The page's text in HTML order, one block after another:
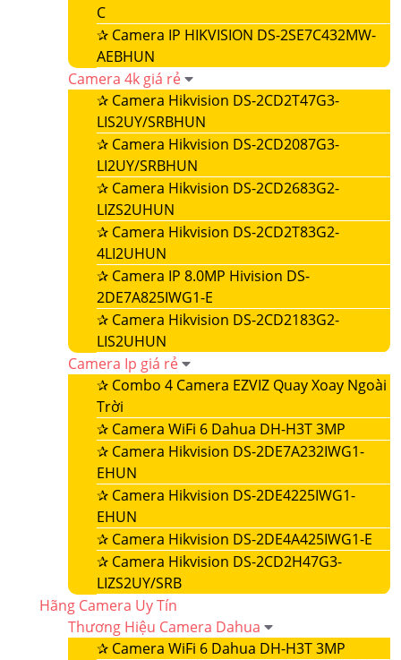
C
✰ Camera IP HIKVISION DS-2SE7C432MW-
AEBHUN
Camera 4k giá rẻ
✰ Camera Hikvision DS-2CD2T47G3-
LIS2UY/SRBHUN
✰ Camera Hikvision DS-2CD2087G3-
LI2UY/SRBHUN
✰ Camera Hikvision DS-2CD2683G2-
LIZS2UHUN
✰ Camera Hikvision DS-2CD2T83G2-
4LI2UHUN
✰ Camera IP 8.0MP Hivision DS-
2DE7A825IWG1-E
✰ Camera Hikvision DS-2CD2183G2-
LIS2UHUN
Camera Ip giá rẻ
✰ Combo 4 Camera EZVIZ Quay Xoay Ngoài
Trời
✰ Camera WiFi 6 Dahua DH-H3T 3MP
✰ Camera Hikvision DS-2DE7A232IWG1-
EHUN
✰ Camera Hikvision DS-2DE4225IWG1-
EHUN
✰ Camera Hikvision DS-2DE4A425IWG1-E
✰ Camera Hikvision DS-2CD2H47G3-
LIZS2UY/SRB
Hãng Camera Uy Tín
Thương Hiệu Camera Dahua
✰ Camera WiFi 6 Dahua DH-H3T 3MP